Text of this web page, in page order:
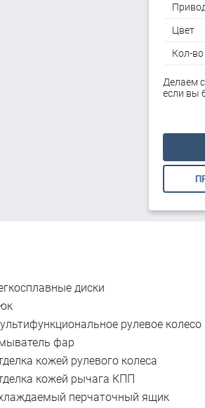
Цвет
Кол-
Делаем
если вы
диски
рулевое колесо
фар
кожей рулевого колеса
кожей рычага КПП
перчаточный ящик